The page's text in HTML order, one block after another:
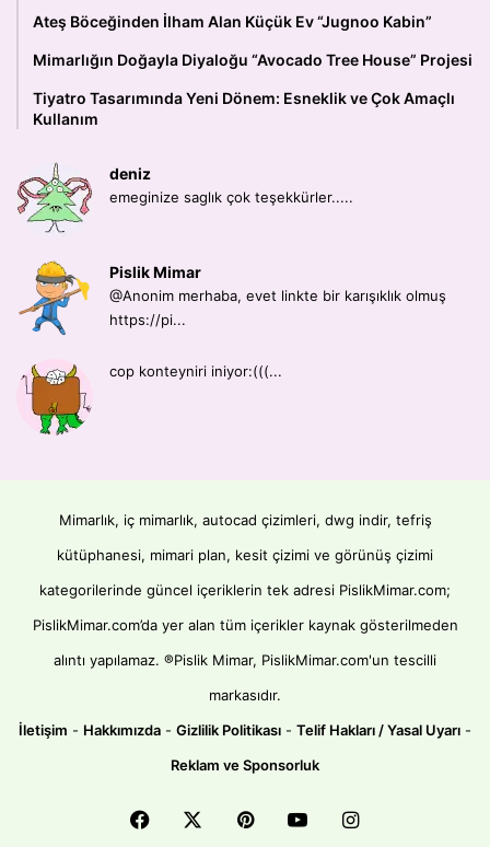
Ateş Böceğinden İlham Alan Küçük Ev “Jugnoo Kabin”
Mimarlığın Doğayla Diyaloğu “Avocado Tree House” Projesi
Tiyatro Tasarımında Yeni Dönem: Esneklik ve Çok Amaçlı
Kullanım
deniz
emeginize saglık çok teşekkürler.....
Pislik Mimar
@Anonim merhaba, evet linkte bir karışıklık olmuş
https://pi...
cop konteyniri iniyor:(((...
Mimarlık, iç mimarlık, autocad çizimleri, dwg indir, tefriş
kütüphanesi, mimari plan, kesit çizimi ve görünüş çizimi
kategorilerinde güncel içeriklerin tek adresi PislikMimar.com;
PislikMimar.com’da yer alan tüm içerikler kaynak gösterilmeden
alıntı yapılamaz. ®Pislik Mimar, PislikMimar.com'un tescilli
markasıdır.
İletişim - Hakkımızda - Gizlilik Politikası - Telif Hakları / Yasal Uyarı -
Reklam ve Sponsorluk
Facebook PinterestYouTubeInstagram